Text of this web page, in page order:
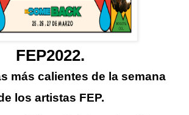
FEP2022.
más calientes de la semana
los artistas FEP.